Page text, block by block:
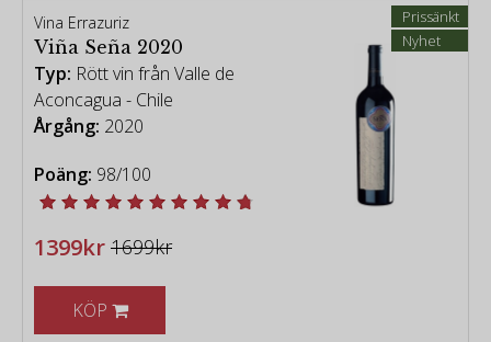
Prissänkt
Nyhet
Vina Errazuriz
Viña Seña 2020
Typ: Rött vin från Valle de
Aconcagua - Chile
Årgång: 2020
Poäng: 98/100
1399kr 1699kr
KÖP